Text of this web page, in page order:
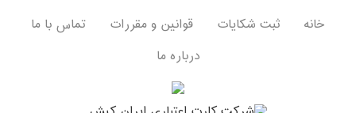
خانه ثبت شکایات قوانین و مقررات
تماس با ما
درباره ما